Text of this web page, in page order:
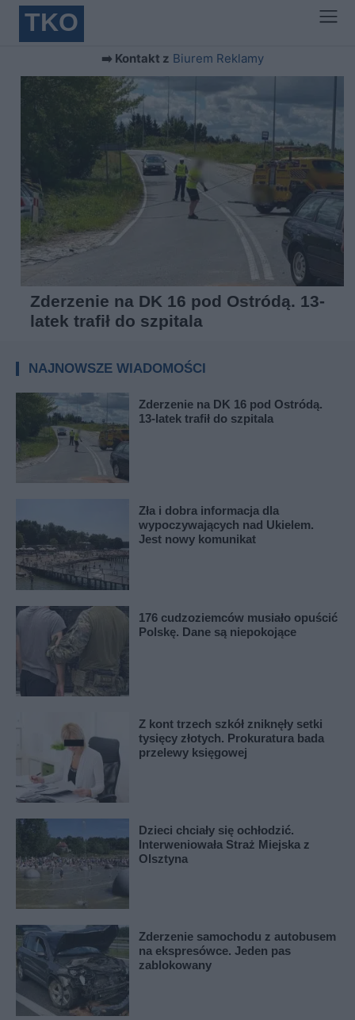
TKO
➡️ Kontakt z Biurem Reklamy
Zderzenie na DK 16 pod Ostródą. 13-
latek trafił do szpitala
NAJNOWSZE WIADOMOŚCI
Zderzenie na DK 16 pod Ostródą.
13-latek trafił do szpitala
Zła i dobra informacja dla
wypoczywających nad Ukielem.
Jest nowy komunikat
176 cudzoziemców musiało opuścić
Polskę. Dane są niepokojące
Z kont trzech szkół zniknęły setki
tysięcy złotych. Prokuratura bada
przelewy księgowej
Dzieci chciały się ochłodzić.
Interweniowała Straż Miejska z
Olsztyna
Zderzenie samochodu z autobusem
na ekspresówce. Jeden pas
zablokowany